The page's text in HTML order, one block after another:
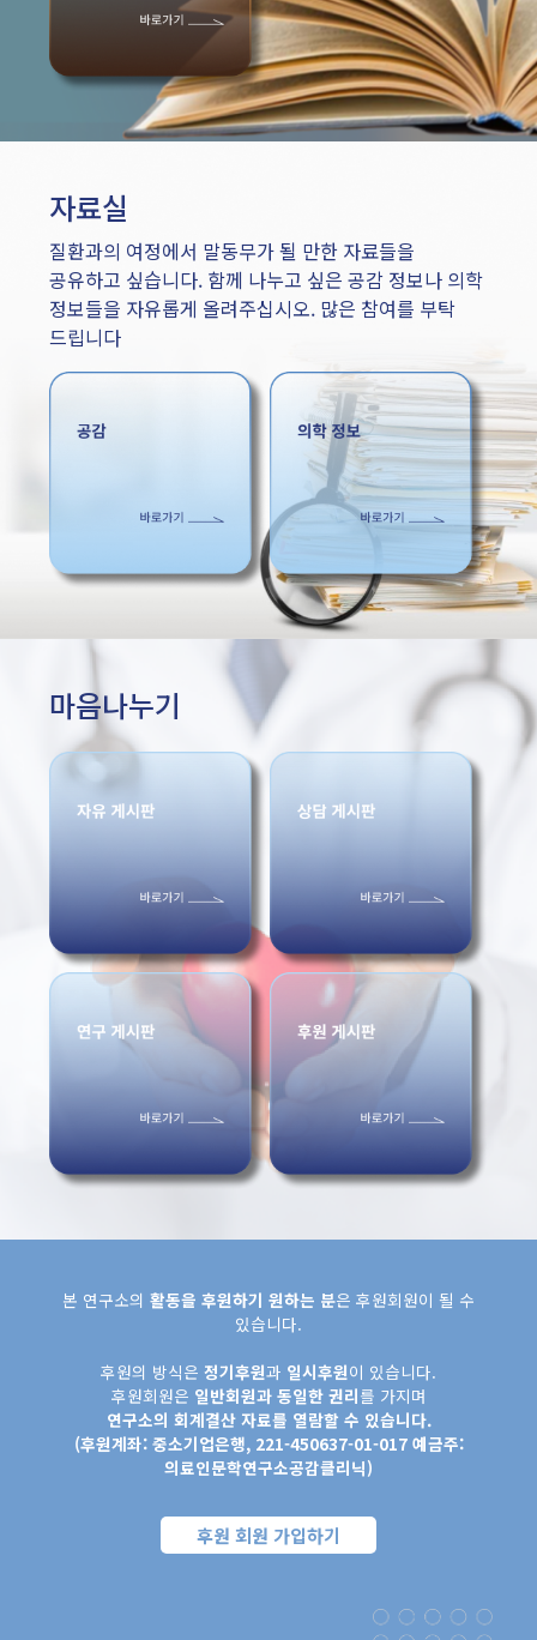
자료실
질환과의 여정에서 말동무가 될 만한 자료들을
공유하고 싶습니다. 함께 나누고 싶은 공감 정보나 의학
정보들을 자유롭게 올려주십시오. 많은 참여를 부탁
드립니다
마음나누기
본 연구소의 활동을 후원하기 원하는 분은 후원회원이 될 수
있습니다.
후원의 방식은 정기후원과 일시후원이 있습니다.
후원회원은 일반회원과 동일한 권리를 가지며
연구소의 회계결산 자료를 열람할 수 있습니다.
(후원계좌: 중소기업은행, 221-450637-01-017 예금주:
의료인문학연구소공감클리닉)
후원 회원 가입하기